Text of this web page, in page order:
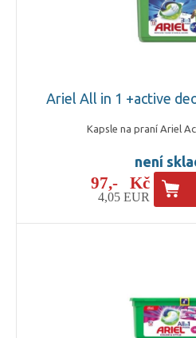
Ariel All in 1 +active
Kapsle na praní Ariel
není
97,- Kč
4,05 EUR